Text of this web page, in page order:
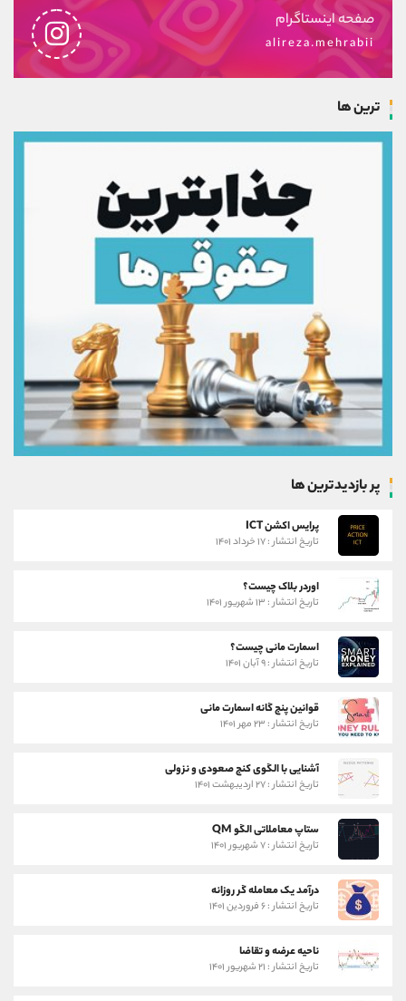
صفحه اینستاگرام
alireza.mehrabii
ترین ها
پر بازدیدترین ها
پرایس اکشن ICT
تاریخ انتشار : ۱۷ خرداد ۱۴۰۱
اوردر بلاک چیست؟
تاریخ انتشار : ۱۳ شهریور ۱۴۰۱
اسمارت مانی چیست؟
تاریخ انتشار : ۹ آبان ۱۴۰۱
قوانین پنج گانه اسمارت مانی
تاریخ انتشار : ۲۳ مهر ۱۴۰۱
آشنایی با الگوی کنج صعودی و نزولی
تاریخ انتشار : ۲۷ اردیبهشت ۱۴۰۱
ستاپ معاملاتی الگو QM
تاریخ انتشار : ۷ شهریور ۱۴۰۱
درآمد یک معامله گر روزانه
تاریخ انتشار : ۶ فروردین ۱۴۰۱
ناحیه عرضه و تقاضا
تاریخ انتشار : ۲۱ شهریور ۱۴۰۱